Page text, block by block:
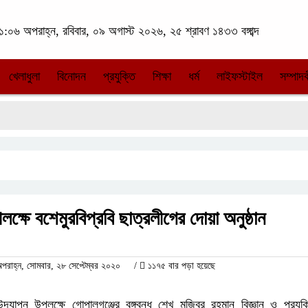
অপরাহ্ন, রবিবার, ০৯ অগাস্ট ২০২৬, ২৫ শ্রাবণ ১৪৩৩ বঙ্গাব্দ
খেলাধুলা বিনোদন প্রযুক্তি শিক্ষা ধর্ম লাইফস্টাইল
বশেমুরবিপ্রবি ছাত্রলীগের দোয়া অনুষ্ঠান
সোমবার, ২৮ সেপ্টেম্বর ২০২০ / ১১৭৫ বার পড়া হয়েছে
উপলক্ষে গোপালগঞ্জের বঙ্গবন্ধু শেখ মুজিবুর রহমান বিজ্ঞান ও